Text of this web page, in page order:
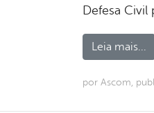
Defesa
Leia mais...
por Ascom,